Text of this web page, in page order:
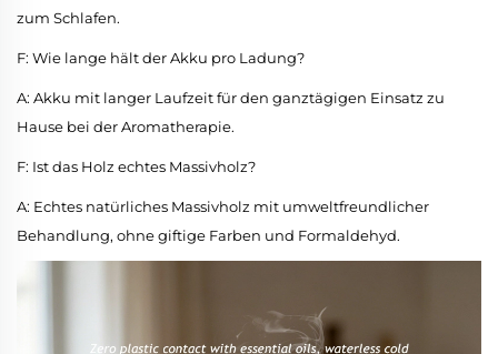
zum Schlafen.
F: Wie lange hält der Akku pro Ladung?
A: Akku mit langer Laufzeit für den ganztägigen Einsatz zu
Hause bei der Aromatherapie.
F: Ist das Holz echtes Massivholz?
A: Echtes natürliches Massivholz mit umweltfreundlicher
Behandlung, ohne giftige Farben und Formaldehyd.